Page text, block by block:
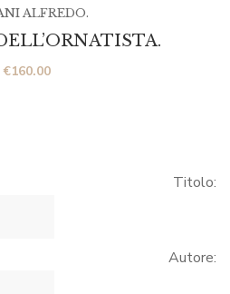
€160.00
ALFREDO.
Titolo:
Autore: